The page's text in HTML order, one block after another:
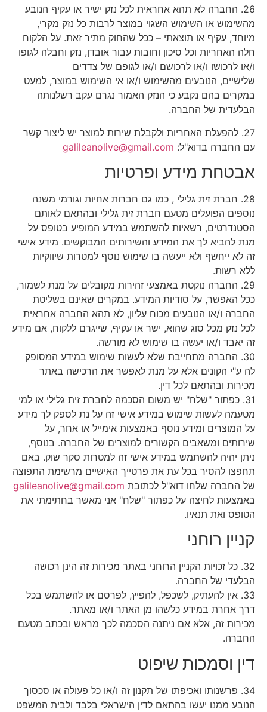
26. החברה לא תהא אחראית לכל נזק ישיר או עקיף הנובע
מהשימוש או השימוש השגוי במוצר לרבות כל נזק מקרי,
מיוחד, עקיף או תוצאתי – ככל שהחוק מתיר זאת. על הלקוח
חלה האחריות וכל סיכון וחובות עבור אובדן, נזק וחבלה לגופו
ו/או לרכושו ו/או לרכושם ו/או לגופם של צדדים
שלישיים, הנובעים מהשימוש ו/או אי השימוש במוצר, למעט
במקרים בהם נקבע כי הנזק האמור נגרם עקב רשלנותה
הבלעדית של החברה.
27. להפעלת האחריות ולקבלת שירות למוצר יש ליצור קשר
עם החברה בדוא"ל: galileanolive@gmail.com
אבטחת מידע ופרטיות
28. חברת זית גלילי , כמו גם חברות אחיות וגורמי משנה
נוספים הפועלים מטעם חברת זית גלילי ובהתאם לאותם
הסטנדרטים, רשאיות להשתמש במידע המופיע בטופס על
מנת להביא לך את המידע והשירותים המבוקשים. מידע אישי
זה לא ייחשף ולא ייעשה בו שימוש נוסף למטרות שיווקיות
ללא רשות.
29. החברה נוקטת באמצעי זהירות מקובלים על מנת לשמור,
ככל האפשר, על סודיות המידע. במקרים שאינם בשליטת
החברה ו/או הנובעים מכוח עליון, לא תהא החברה אחראית
לכל נזק מכל סוג שהוא, ישר או עקיף, שייגרם ללקוח, אם מידע
זה יאבד ו/או יעשה בו שימוש לא מורשה.
30. החברה מתחייבת שלא לעשות שימוש במידע המסופק
לה ע"י הקונים אלא על מנת לאפשר את הרכישה באתר
מכירות ובהתאם לכל דין.
31. כפתור "שלח" יש משום הסכמה לחברת זית גלילי או למי
מטעמה לעשות שימוש במידע אישי זה על נת לספק לך מידע
על המוצרים ומידע נוסף באמצעות אימייל או אחר, על
שירותים ומשאבים הקשורים למוצרים של החברה. בנוסף,
ניתן יהיה להשתמש במידע אישי זה למטרות סקר שוק. באם
תחפצו להסיר בכל עת את פרטייך האישיים מרשימת התפוצה
של החברה שלחו דוא"ל לכתובת galileanolive@gmail.com
באמצעות לחיצה על כפתור "שלח" אני מאשר בחתימתי את
הטופס ואת תנאיו.
קניין רוחני
32. כל זכויות הקניין הרוחני באתר מכירות זה הינן רכושה
הבלעדי של החברה.
33. אין להעתיק, לשכפל, להפיץ, לפרסם או להשתמש בכל
דרך אחרת במידע כלשהו מן האתר ו/או מאתר.
מכירות זה, אלא אם ניתנה הסכמה לכך מראש ובכתב מטעם
החברה.
דין וסמכות שיפוט
34. פרשנותו ואכיפתו של תקנון זה ו/או כל פעולה או סכסוך
הנובע ממנו יעשו בהתאם לדין הישראלי בלבד ולבית המשפט